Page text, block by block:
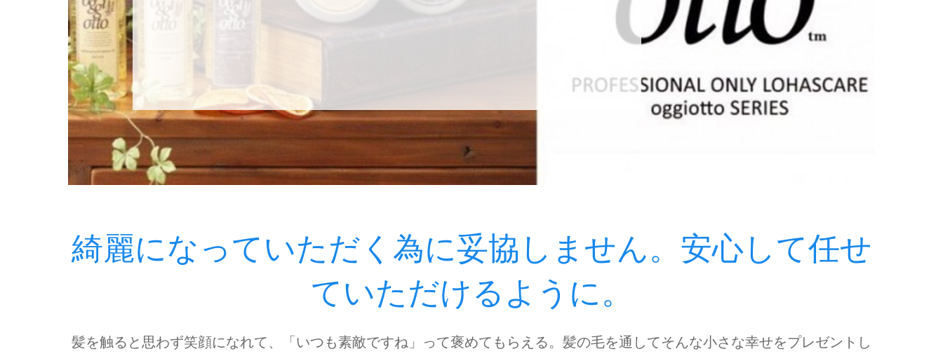
綺麗になっていただく為に妥協しません。安心して任せ
ていただけるように。
髪を触ると思わず笑顔になれて、「いつも素敵ですね」って褒めてもらえる。髪の毛を通してそんな小さな幸せをプレゼントし